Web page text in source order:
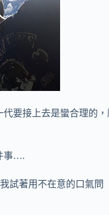
要接上去是蠻合理的
事….
試著用不在意的口氣